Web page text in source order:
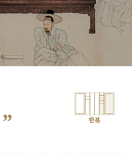
” 한복